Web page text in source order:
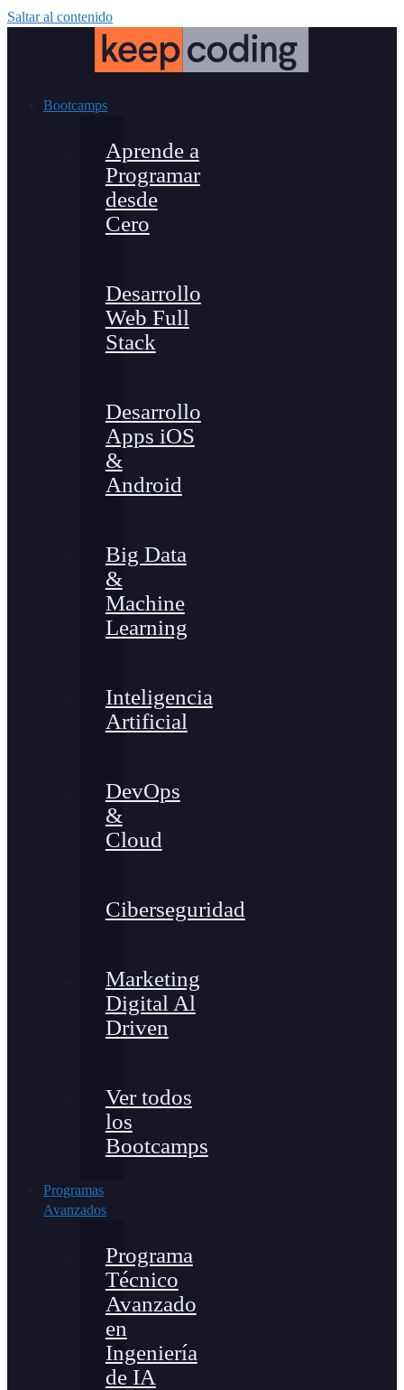
Saltar al contenido
Bootcamps
Aprende a
Programar
desde
Cero
Desarrollo
Web Full
Stack
Desarrollo
Apps iOS
&
Android
Big Data
&
Machine
Learning
Inteligencia
Artificial
DevOps
&
Cloud
Ciberseguridad
Marketing
Digital Al
Driven
Ver todos
los
Bootcamps
Programas
Avanzados
Programa
Técnico
Avanzado
en
Ingeniería
de IA